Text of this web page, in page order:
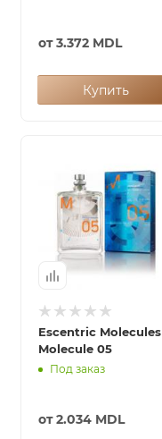
от3.372 MDL
Купить
Escentric Molecules
Molecule 05
Под заказ
от2.034 MDL